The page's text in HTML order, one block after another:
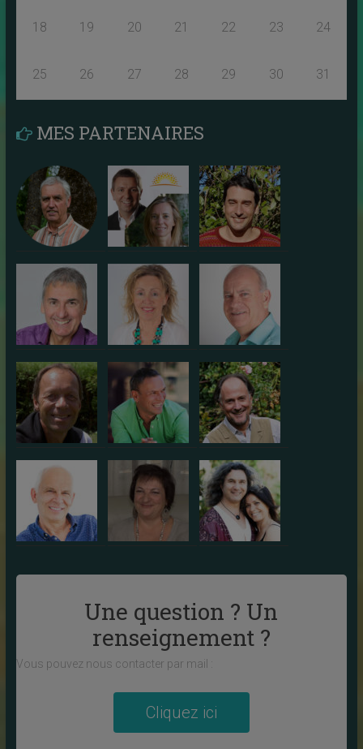
18 19 20 21 22 23 24
25 26 27 28 29 30 31
MES PARTENAIRES
Une question ? Un
renseignement ?
Vous pouvez nous contacter par mail :
Cliquez ici